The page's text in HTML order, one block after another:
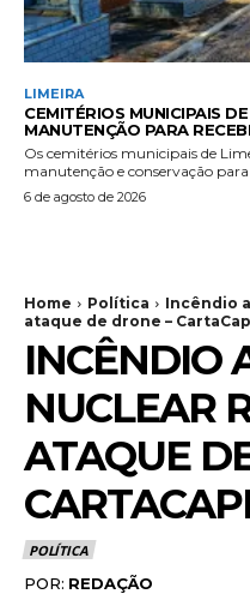
LIMEIRA
CEMITÉRIOS MUNICIPAIS
MANUTENÇÃO PARA
Os cemitérios municipais de
manutenção e conservação para
6 de agosto de 2026